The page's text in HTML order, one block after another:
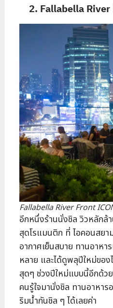
2. Fallabella
Fallabella River Front
อีกหนึ่งร้านนั่งชิล วิวหลักล้
สุดโรแมนติก ที่ ไอคอนสย
อากาศเย็นสบาย ทานอาหา
หลาย และได้ดูพลุปีใหม่ขอ
สุดๆ ช่วงปีใหม่แบบนี้อีกด้ว
คนรู้ใจมานั่งชิล ทานอาหาร
ริมน้ำกันชิล ๆ ได้เลยค่า